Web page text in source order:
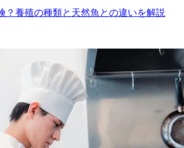
？養殖の種類と天然魚との違いを解説